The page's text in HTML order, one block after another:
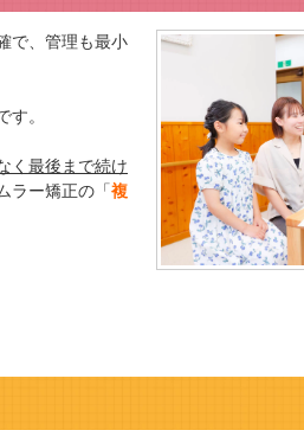
で、管理も最小
す。
く最後まで続け
ラー矯正の「複